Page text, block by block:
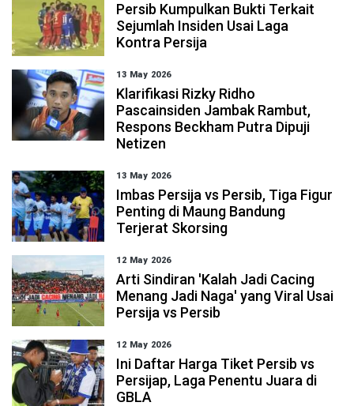
Persib Kumpulkan Bukti Terkait
Sejumlah Insiden Usai Laga
Kontra Persija
13 May 2026
Klarifikasi Rizky Ridho
Pascainsiden Jambak Rambut,
Respons Beckham Putra Dipuji
Netizen
13 May 2026
Imbas Persija vs Persib, Tiga Figur
Penting di Maung Bandung
Terjerat Skorsing
12 May 2026
Arti Sindiran 'Kalah Jadi Cacing
Menang Jadi Naga' yang Viral Usai
Persija vs Persib
12 May 2026
Ini Daftar Harga Tiket Persib vs
Persijap, Laga Penentu Juara di
GBLA